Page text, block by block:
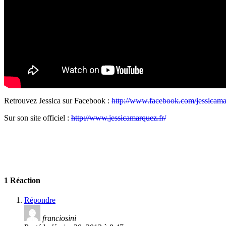
Retrouvez Jessica sur Facebook : http://www.facebook.com/
Sur son site officiel : http://www.jessicamarquez.fr/
1 Réaction
Répondre
franciosini